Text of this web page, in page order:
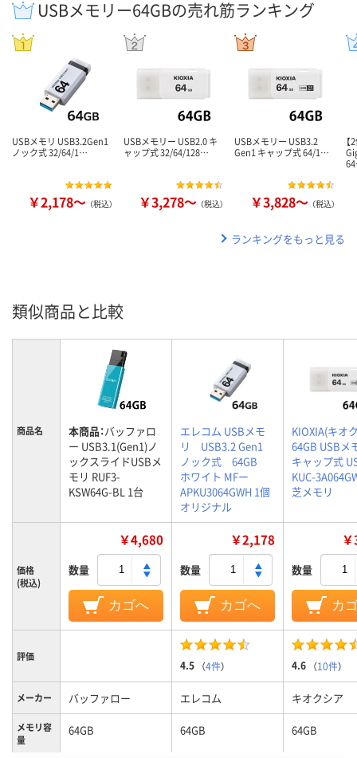
USBメモリー64GBの売れ筋ランキング
USBメモリ USB3.2Gen1
ノック式 32/64/1…
￥2,178～ （税込）
USBメモリー USB2.0 キ
ャップ式 32/64/128…
￥3,278～ （税込）
USBメモリー USB3.2
Gen1 キャップ式 64/1…
￥3,828～ （税込）
【
ランキングをもっと見る
類似商品と比較
商品名 本商品：バッファロ
ー USB3.1(Gen1)ノ
ックスライドUSBメ
モリ RUF3-
KSW64G-BL 1台
エレコム USBメモ
リ USB3.2 Gen1
ノック式 64GB
ホワイト MFー
APKU3064GWH 1個
オリジナル
KIOXIA(キオ
64GB USBメ
キャップ式
KUC-
芝メモリ
価格
(税込)
￥4,680
数量
カゴへ
￥2,178
数量
カゴへ
数量
カ
評価
4.5 （4件） 4.6 （10件）
メーカー バッファロー エレコム キオクシア
メモリ容
量
64GB 64GB 64GB